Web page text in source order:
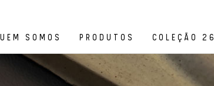
SOMOS PRODUTOS COLEÇÃO 26